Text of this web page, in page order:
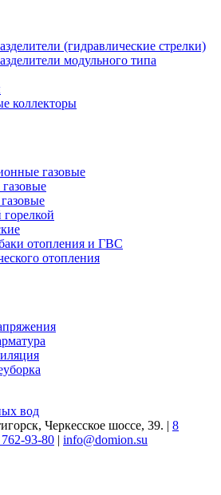
(гидравлические стрелки)
модульного типа
коллекторы
газовые
отопления и ГВС
отопления
вод
Черкесское шоссе, 39. | 8
93-80 | info@domion.su